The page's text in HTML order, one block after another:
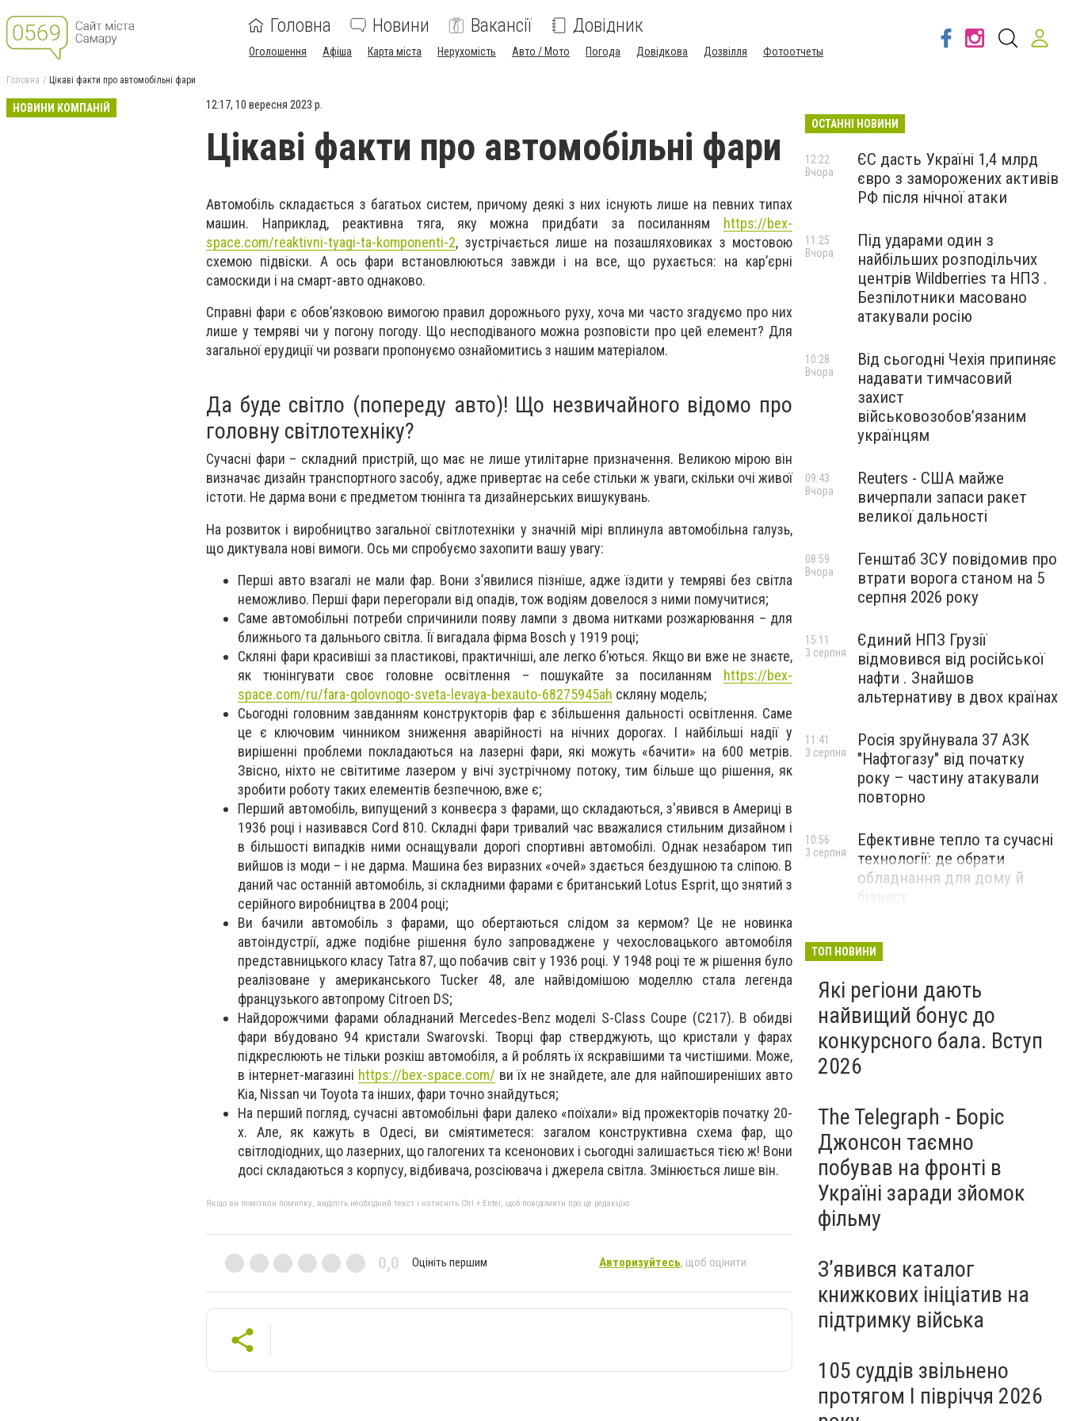
Головна Новини Вакансії Довідник
Оголошення Афіша Карта міста Нерухомість Авто / Мото Погода Довідкова Дозвілля Фотоотчеты
Головна Цікаві факти про автомобільні фари
НОВИНИ КОМПАНІЙ 12:17, 10 вересня 2023 р.
Цікаві факти про автомобільні фари
Автомобіль складається з багатьох систем, причому деякі з них існують лише на певних типах
машин. Наприклад, реактивна тяга, яку можна придбати за посиланням https://bex-
space.com/reaktivni-tyagi-ta-komponenti-2, зустрічається лише на позашляховиках з мостовою
схемою підвіски. А ось фари встановлюються завжди і на все, що рухається: на кар’єрні
самоскиди і на смарт-авто однаково.
Справні фари є обов’язковою вимогою правил дорожнього руху, хоча ми часто згадуємо про них
лише у темряві чи у погону погоду. Що несподіваного можна розповісти про цей елемент? Для
загальної ерудиції чи розваги пропонуємо ознайомитись з нашим матеріалом.
Да буде світло (попереду авто)! Що незвичайного відомо про
головну світлотехніку?
Сучасні фари – складний пристрій, що має не лише утилітарне призначення. Великою мірою він
визначає дизайн транспортного засобу, адже привертає на себе стільки ж уваги, скільки очі живої
істоти. Не дарма вони є предметом тюнінга та дизайнерських вишукувань.
На розвиток і виробництво загальної світлотехніки у значній мірі вплинула автомобільна галузь,
що диктувала нові вимоги. Ось ми спробуємо захопити вашу увагу:
Перші авто взагалі не мали фар. Вони з’явилися пізніше, адже їздити у темряві без світла
неможливо. Перші фари перегорали від опадів, тож водіям довелося з ними помучитися;
Саме автомобільні потреби спричинили появу лампи з двома нитками розжарювання – для
ближнього та дальнього світла. Її вигадала фірма Bosch у 1919 році;
Скляні фари красивіші за пластикові, практичніші, але легко б’ються. Якщо ви вже не знаєте,
як тюнінгувати своє головне освітлення – пошукайте за посиланням https://bex-
space.com/ru/fara-golovnogo-sveta-levaya-bexauto-68275945ah скляну модель;
Сьогодні головним завданням конструкторів фар є збільшення дальності освітлення. Саме
це є ключовим чинником зниження аварійності на нічних дорогах. І найбільші надії у
вирішенні проблеми покладаються на лазерні фари, які можуть «бачити» на 600 метрів.
Звісно, ніхто не світитиме лазером у вічі зустрічному потоку, тим більше що рішення, як
зробити роботу таких елементів безпечною, вже є;
Перший автомобіль, випущений з конвеєра з фарами, що складаються, з'явився в Америці в
1936 році і називався Cord 810. Складні фари тривалий час вважалися стильним дизайном і
в більшості випадків ними оснащували дорогі спортивні автомобілі. Однак незабаром тип
вийшов із моди – і не дарма. Машина без виразних «очей» здається бездушною та сліпою. В
даний час останній автомобіль, зі складними фарами є британський Lotus Esprit, що знятий з
серійного виробництва в 2004 році;
Ви бачили автомобіль з фарами, що обертаються слідом за кермом? Це не новинка
автоіндустрії, адже подібне рішення було запроваджене у чехословацького автомобіля
представницького класу Tatra 87, що побачив світ у 1936 році. У 1948 році те ж рішення було
реалізоване у американського Tucker 48, але найвідомішою моделлю стала легенда
французького автопрому Citroen DS;
Найдорожчими фарами обладнаний Mercedes-Benz моделі S-Class Coupe (C217). В обидві
фари вбудовано 94 кристали Swarovski. Творці фар стверджують, що кристали у фарах
підкреслюють не тільки розкіш автомобіля, а й роблять їх яскравішими та чистішими. Може,
в інтернет-магазині https://bex-space.com/ ви їх не знайдете, але для найпоширеніших авто
Kia, Nissan чи Toyota та інших, фари точно знайдуться;
На перший погляд, сучасні автомобільні фари далеко «поїхали» від прожекторів початку 20-
х. Але, як кажуть в Одесі, ви сміятиметеся: загалом конструктивна схема фар, що
світлодіодних, що лазерних, що галогених та ксенонових і сьогодні залишається тією ж! Вони
досі складаються з корпусу, відбивача, розсіювача і джерела світла. Змінюється лише він.
Якщо ви помітили помилку, виділіть необхідний текст і натисніть Ctrl + Enter, щоб повідомити про це редакцію
0,0 Оцініть першим Авторизуйтесь, щоб оцінити
ОСТАННІ НОВИНИ
ЄС дасть Україні 1,4 млрд
євро з заморожених активів
РФ після нічної атаки
12:22
Вчора
Під ударами один з
найбільших розподільчих
центрів Wildberries та НПЗ .
Безпілотники масовано
атакували росію
11:25
Вчора
Від сьогодні Чехія припиняє
надавати тимчасовий
захист
військовозобов’язаним
українцям
10:28
Вчора
Reuters - США майже
вичерпали запаси ракет
великої дальності
09:43
Вчора
Генштаб ЗСУ повідомив про
втрати ворога станом на 5
серпня 2026 року
08:59
Вчора
Єдиний НПЗ Грузії
відмовився від російської
нафти . Знайшов
альтернативу в двох країнах
15:11
3 серпня
Росія зруйнувала 37 АЗК
"Нафтогазу" від початку
року – частину атакували
повторно
11:41
3 серпня
Ефективне тепло та сучасні
технології: де обрати
обладнання для дому й
бізнесу
10:56
3 серпня
ТОП НОВИНИ
Які регіони дають
найвищий бонус до
конкурсного бала. Вступ
2026
The Telegraph - Боріс
Джонсон таємно
побував на фронті в
Україні заради зйомок
фільму
З’явився каталог
книжкових ініціатив на
підтримку війська
105 суддів звільнено
протягом I півріччя 2026